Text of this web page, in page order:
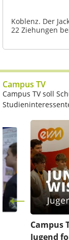
Koblenz. Der
22 Ziehungen
Campus TV
Campus TV soll
Campus
Jugend